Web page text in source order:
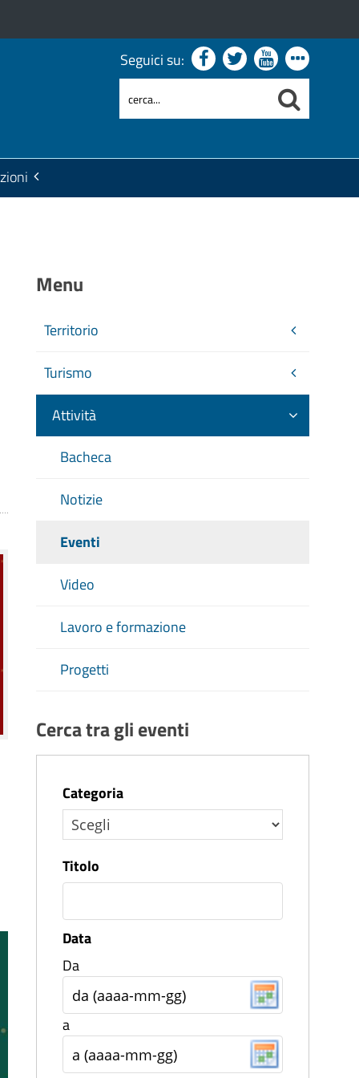
Seguici su:
Menu
Territorio
Turismo
Attività
Bacheca
Notizie
Eventi
Video
Lavoro e formazione
Progetti
Cerca tra gli eventi
Categoria
Titolo
Data
Da
a